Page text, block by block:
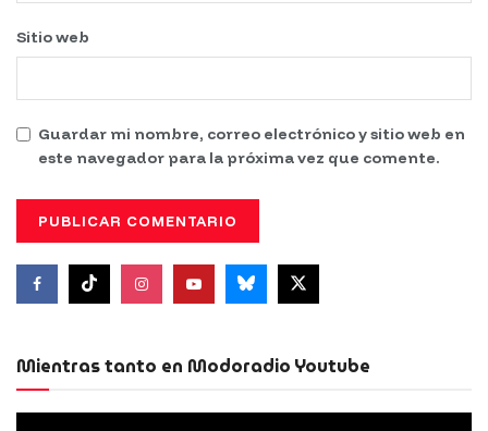
Sitio web
Guardar mi nombre, correo electrónico y sitio web en
este navegador para la próxima vez que comente.
Mientras tanto en Modoradio Youtube